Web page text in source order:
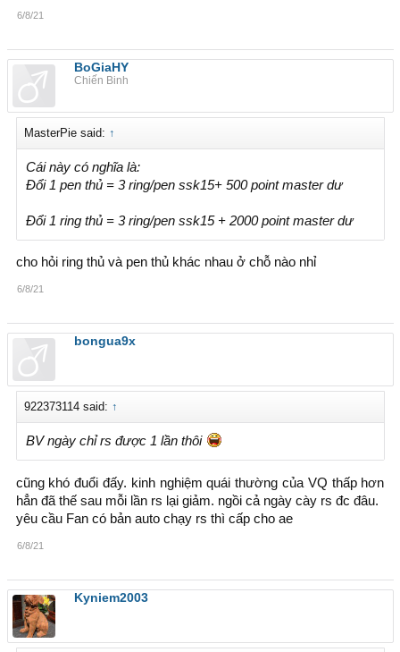
6/8/21
BoGiaHY
Chiến Binh
MasterPie said: ↑
Cái này có nghĩa là:
Đổi 1 pen thủ = 3 ring/pen ssk15+ 500 point master dư
Đổi 1 ring thủ = 3 ring/pen ssk15 + 2000 point master dư
cho hỏi ring thủ và pen thủ khác nhau ở chỗ nào nhỉ
6/8/21
bongua9x
922373114 said: ↑
BV ngày chỉ rs được 1 lần thôi
cũng khó đuổi đấy. kinh nghiệm quái thường của VQ thấp hơn
hẳn đã thế sau mỗi lần rs lại giảm. ngồi cả ngày cày rs đc đâu.
yêu cầu Fan có bản auto chạy rs thì cấp cho ae
6/8/21
Kyniem2003